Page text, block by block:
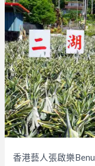
香港藝人張啟樂